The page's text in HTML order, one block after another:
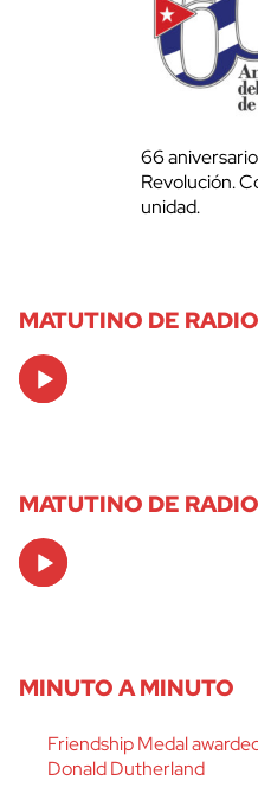
66
Revolución.
unidad.
MATUTINO DE
Audio
Player
MATUTINO DE
Audio
Player
MINUTO A MINUTO
Friendship Medal
Donald Dutherland